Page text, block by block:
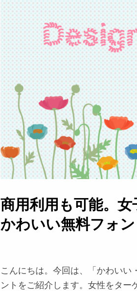
商用利用も可能。女
かわいい無料フォ
こんにちは。今回は、「かわいい
ントをご紹介します。女性をター